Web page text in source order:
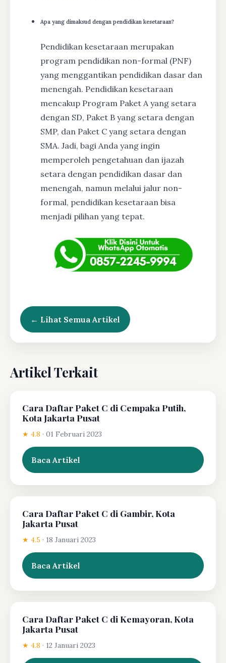
Apa yang dimaksud dengan pendidikan kesetaraan?
Pendidikan kesetaraan merupakan
program pendidikan non-formal (PNF)
yang menggantikan pendidikan dasar dan
menengah. Pendidikan kesetaraan
mencakup Program Paket A yang setara
dengan SD, Paket B yang setara dengan
SMP, dan Paket C yang setara dengan
SMA. Jadi, bagi Anda yang ingin
memperoleh pengetahuan dan ijazah
setara dengan pendidikan dasar dan
menengah, namun melalui jalur non-
formal, pendidikan kesetaraan bisa
menjadi pilihan yang tepat.
← Lihat Semua Artikel
Artikel Terkait
Cara Daftar Paket C di Cempaka Putih,
Kota Jakarta Pusat
★ 4.8 · 01 Februari 2023
Baca Artikel
Cara Daftar Paket C di Gambir, Kota
Jakarta Pusat
★ 4.5 · 18 Januari 2023
Baca Artikel
Cara Daftar Paket C di Kemayoran, Kota
Jakarta Pusat
★ 4.8 · 12 Januari 2023